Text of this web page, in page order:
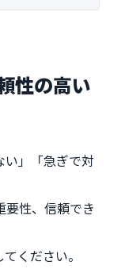
性の高い
い」「急ぎで対
性、信頼でき
ください。